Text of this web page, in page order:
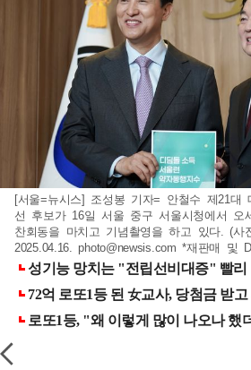
[서울=뉴시스] 조성봉 기자= 안철수 제21대
선 후보가 16일 서울 중구 서울시청에서 오
찬회동을 마치고 기념촬영을 하고 있다. (사
2025.04.16.photo@newsis.com *재판매 및